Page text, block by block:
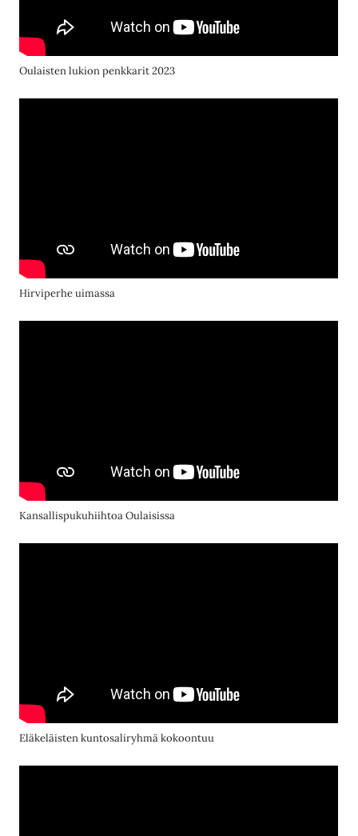
Oulaisten lukion penkkarit 2023
Hirviperhe uimassa
Kansallispukuhiihtoa Oulaisissa
Eläkeläisten kuntosaliryhmä kokoontuu